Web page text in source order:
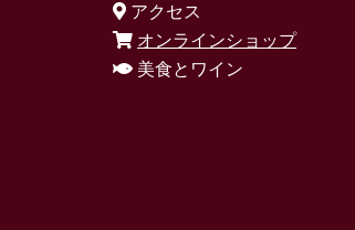
アクセス
オンラインショップ
美食とワイン